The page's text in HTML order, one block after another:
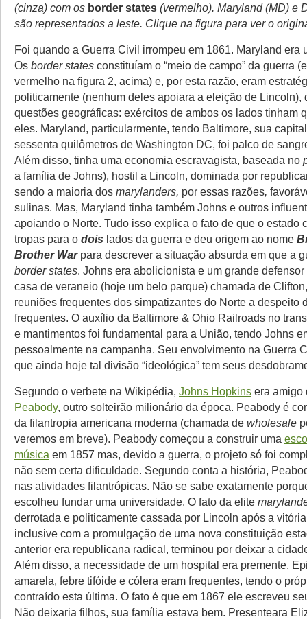
(cinza) com os border states (vermelho). Maryland (MD) e
são representados a leste. Clique na figura para ver o
Foi quando a Guerra Civil irrompeu em 1861. Maryland era
Os border states constituíam o “meio de campo” da guerra
vermelho na figura 2, acima) e, por esta razão, eram
politicamente (nenhum deles apoiara a eleição de Lincoln),
questões geográficas: exércitos de ambos os lados tinham
eles. Maryland, particularmente, tendo Baltimore, sua
sessenta quilômetros de Washington DC, foi palco de
Além disso, tinha uma economia escravagista, baseada no
a família de Johns), hostil a Lincoln, dominada por
sendo a maioria dos marylanders, por essas razões,
sulinas. Mas, Maryland tinha também Johns e outros
apoiando o Norte. Tudo isso explica o fato de que o estado
tropas para o dois lados da guerra e deu origem ao nome
Brother War para descrever a situação absurda em que a
border states. Johns era abolicionista e um grande
casa de veraneio (hoje um belo parque) chamada de
reuniões frequentes dos simpatizantes do Norte a despeito
frequentes. O auxílio da Baltimore & Ohio Railroads no
e mantimentos foi fundamental para a União, tendo Johns
pessoalmente na campanha. Seu envolvimento na Guerra
que ainda hoje tal divisão “ideológica” tem seus
Segundo o verbete na Wikipédia, Johns Hopkins era
Peabody, outro solteirão milionário da época. Peabody é
da filantropia americana moderna (chamada de wholesale
veremos em breve). Peabody começou a construir uma
música em 1857 mas, devido a guerra, o projeto só foi
não sem certa dificuldade. Segundo conta a história,
nas atividades filantrópicas. Não se sabe exatamente
escolheu fundar uma universidade. O fato da elite
derrotada e politicamente cassada por Lincoln após a
inclusive com a promulgação de uma nova constituição
anterior era republicana radical, terminou por deixar a
Além disso, a necessidade de um hospital era premente.
amarela, febre tifóide e cólera eram frequentes, tendo o
contraído esta última. O fato é que em 1867 ele escreveu
Não deixaria filhos, sua família estava bem. Presenteara